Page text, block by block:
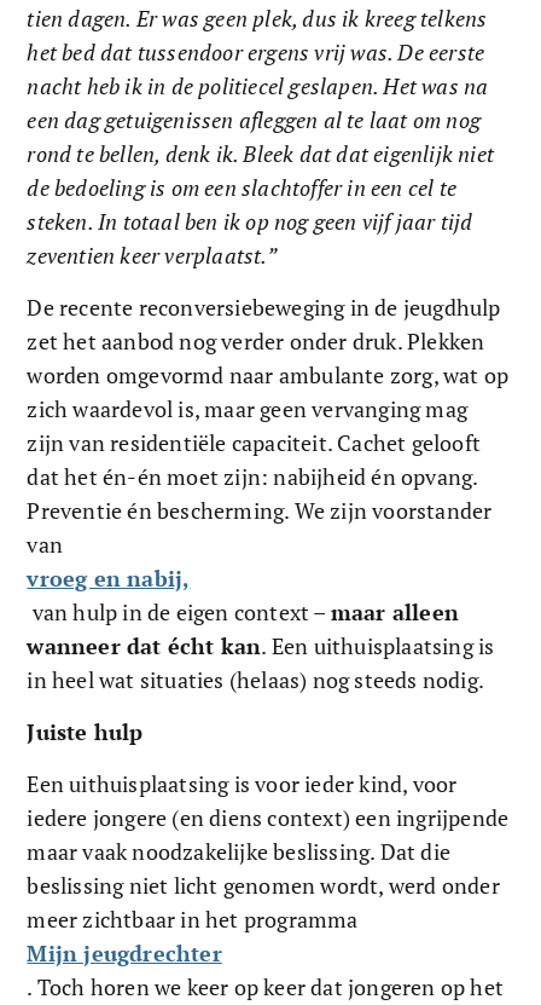
tien dagen. Er was geen plek, dus ik kreeg telkens
het bed dat tussendoor ergens vrij was. De eerste
nacht heb ik in de politiecel geslapen. Het was na
een dag getuigenissen afleggen al te laat om nog
rond te bellen, denk ik. Bleek dat dat eigenlijk niet
de bedoeling is om een slachtoffer in een cel te
steken. In totaal ben ik op nog geen vijf jaar tijd
zeventien keer verplaatst.”
De recente reconversiebeweging in de jeugdhulp
zet het aanbod nog verder onder druk. Plekken
worden omgevormd naar ambulante zorg, wat op
zich waardevol is, maar geen vervanging mag
zijn van residentiële capaciteit. Cachet gelooft
dat het én-én moet zijn: nabijheid én opvang.
Preventie én bescherming. We zijn voorstander
van
vroeg en nabij,
van hulp in de eigen context – maar alleen
wanneer dat écht kan. Een uithuisplaatsing is
in heel wat situaties (helaas) nog steeds nodig.
Juiste hulp
Een uithuisplaatsing is voor ieder kind, voor
iedere jongere (en diens context) een ingrijpende
maar vaak noodzakelijke beslissing. Dat die
beslissing niet licht genomen wordt, werd onder
meer zichtbaar in het programma
Mijn jeugdrechter
. Toch horen we keer op keer dat jongeren op het